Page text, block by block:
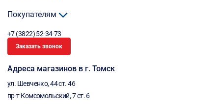
Покупателям
+7 (3822) 52-34-73
Заказать звонок
Адреса магазинов в г. Томск
ул. Шевченко, 44 ст. 46
пр-т Комсомольский, 7 ст. 6